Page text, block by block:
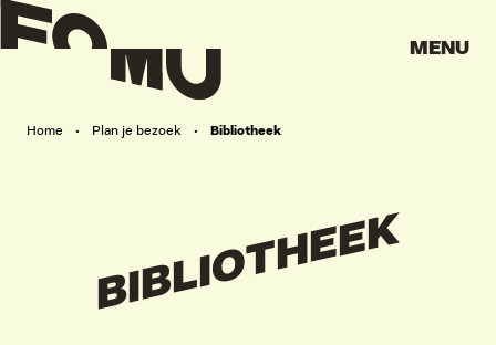
MENU
Home • Plan je bezoek • Bibliotheek
BIBLIOTHEEK